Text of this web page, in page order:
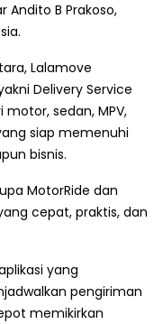
Andito B Prakoso,
Lalamove
Delivery Service
sedan, MPV,
siap memenuhi
bisnis.
MotorRide dan
cepat, praktis, dan
yang
pengiriman
memikirkan